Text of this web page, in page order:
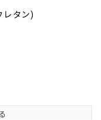
レタン)